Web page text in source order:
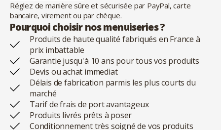
Réglez de manière sûre et sécurisée par PayPal, carte
bancaire, virement ou par chèque.
Pourquoi choisir nos menuiseries ?
Produits de haute qualité fabriqués en France à
prix imbattable
Garantie jusqu'à 10 ans pour tous vos produits
Devis ou achat immediat
Délais de fabrication parmis les plus courts du
marché
Tarif de frais de port avantageux
Produits livrés prêts à poser
Conditionnement très soigné de vos produits